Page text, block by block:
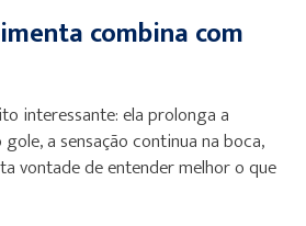
combina com
interessante: ela prolonga a
a sensação continua na boca,
vontade de entender melhor o que